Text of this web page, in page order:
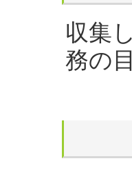
収集
務の